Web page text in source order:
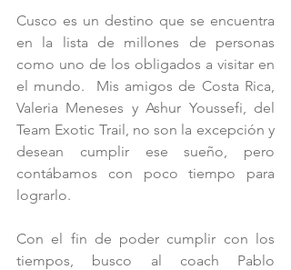
Cusco es un destino que se encuentra
en la lista de millones de personas
como uno de los obligados a visitar en
el mundo.  Mis amigos de Costa Rica,
Valeria Meneses y Ashur Youssefi, del
Team Exotic Trail, no son la excepción y
desean cumplir ese sueño, pero
contábamos con poco tiempo para
lograrlo.
Con el fin de poder cumplir con los
tiempos, busco al coach Pablo